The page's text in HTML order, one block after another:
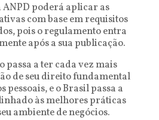
poderá aplicar as
com base em requisitos
pois o regulamento entra
após a sua publicação.
passa a ter cada vez mais
de seu direito fundamental
pessoais, e o Brasil passa a
às melhores práticas
ambiente de negócios.